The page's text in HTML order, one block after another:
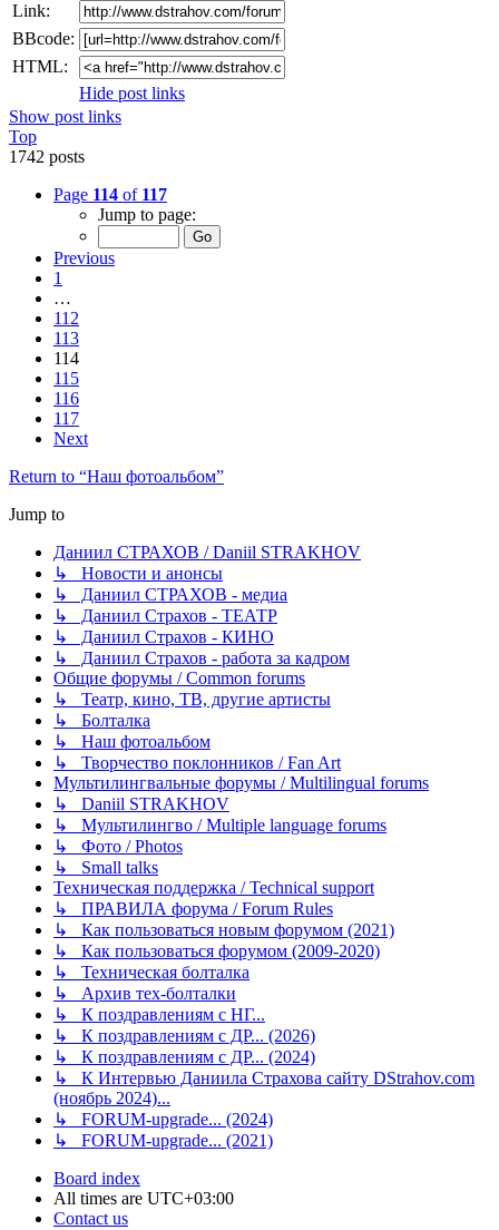
Link:
BBcode:
HTML:
Hide post links
Show post links
Top
1742 posts
Page 114 of 117
Jump to page:
Previous
1
…
112
113
114
115
116
117
Next
Return to “Наш фотоальбом”
Jump to
Даниил СТРАХОВ / Daniil STRAKHOV
↳ Новости и анонсы
↳ Даниил СТРАХОВ - медиа
↳ Даниил Страхов - ТЕАТР
↳ Даниил Страхов - КИНО
↳ Даниил Страхов - работа за кадром
Общие форумы / Common forums
↳ Театр, кино, ТВ, другие артисты
↳ Болталка
↳ Наш фотоальбом
↳ Творчество поклонников / Fan Art
Мультилингвальные форумы / Multilingual forums
↳ Daniil STRAKHOV
↳ Мультилингво / Multiple language forums
↳ Фото / Photos
↳ Small talks
Техническая поддержка / Technical support
↳ ПРАВИЛА форума / Forum Rules
↳ Как пользоваться новым форумом (2021)
↳ Как пользоваться форумом (2009-2020)
↳ Техническая болталка
↳ Архив тех-болталки
↳ К поздравлениям с НГ...
↳ К поздравлениям с ДР... (2026)
↳ К поздравлениям с ДР... (2024)
↳ К Интервью Даниила Страхова сайту DStrahov.com
(ноябрь 2024)...
↳ FORUM-upgrade... (2024)
↳ FORUM-upgrade... (2021)
Board index
All times are UTC+03:00
Contact us